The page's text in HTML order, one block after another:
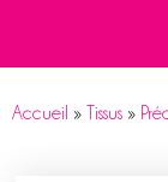
Accueil » Tissus »